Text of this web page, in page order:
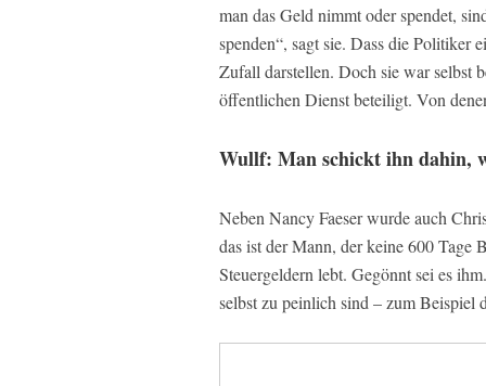
man das Geld nimmt oder spendet,
spenden“, sagt sie. Dass die Politiker
Zufall darstellen. Doch sie war selbst
öffentlichen Dienst beteiligt. Von
Wullf: Man schickt ihn dahin,
Neben Nancy Faeser wurde auch
das ist der Mann, der keine 600 Tage
Steuergeldern lebt. Gegönnt sei es
selbst zu peinlich sind – zum